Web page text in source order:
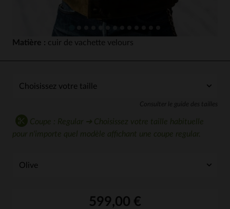
Matière : cuir de vachette velours
Consulter le guide des tailles
Coupe : Regular ➔ Choisissez votre taille habituelle
pour n'importe quel modèle affichant une coupe regular.
599,00 €